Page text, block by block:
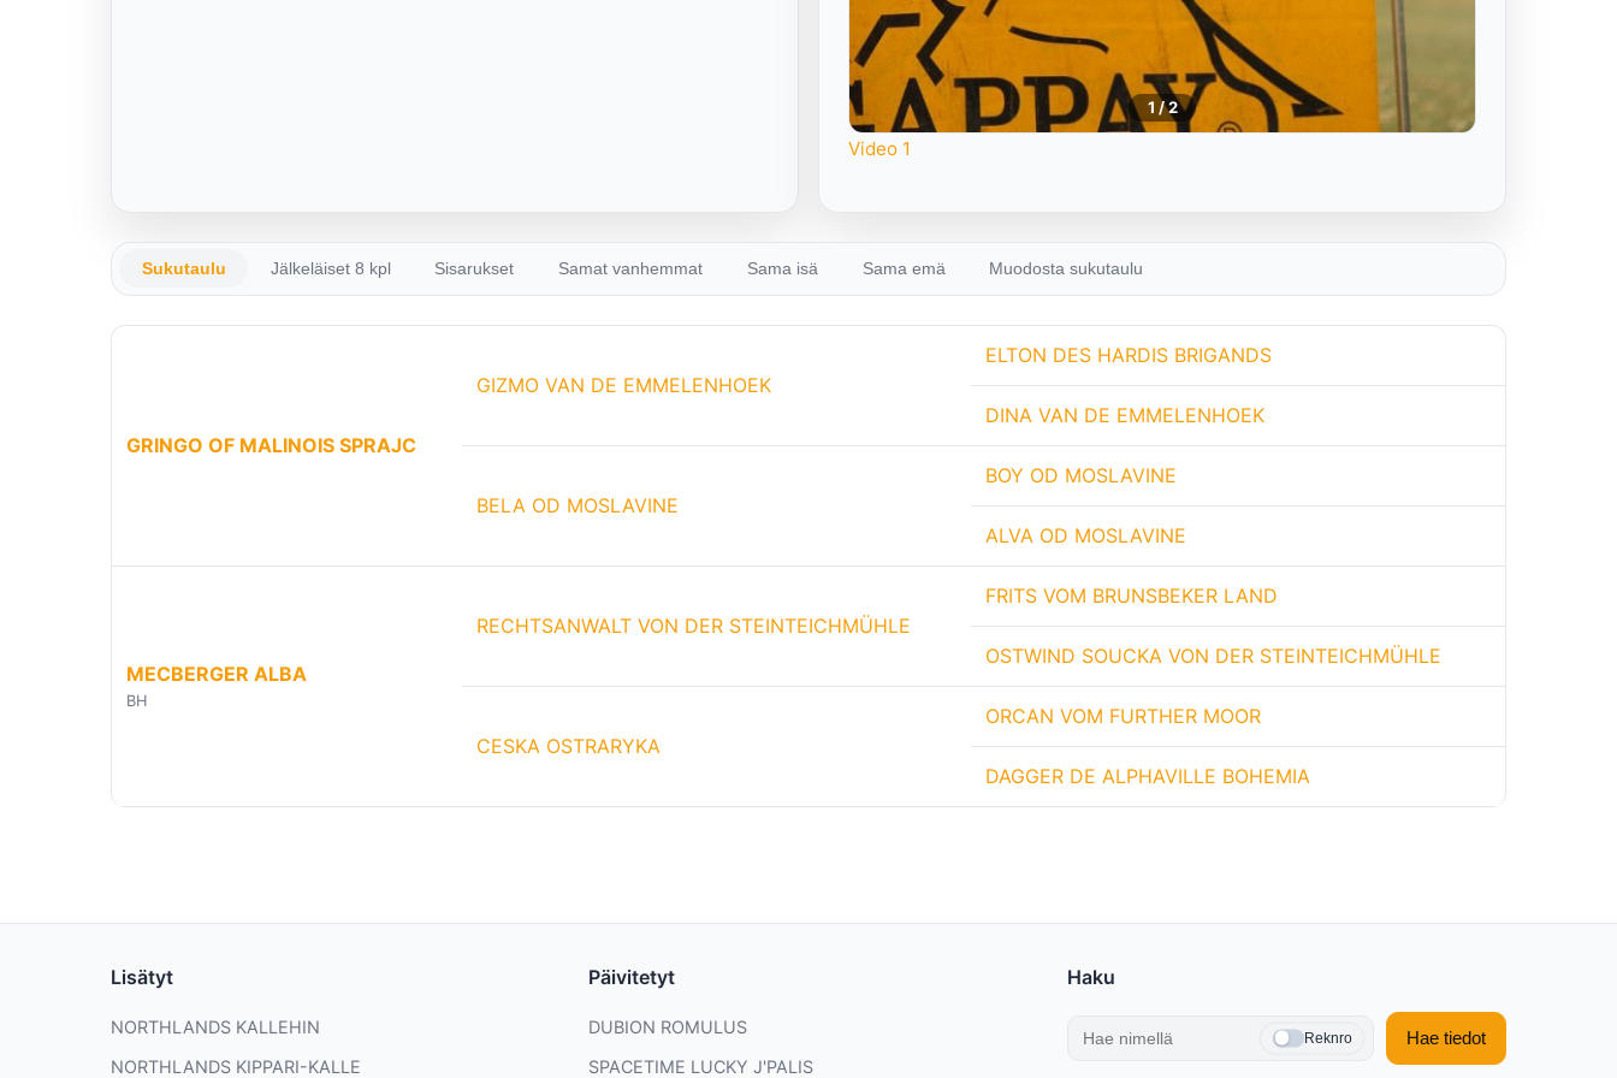
1 / 2
Video 1
Sukutaulu Jälkeläiset 8 kpl Sisarukset Samat vanhemmat Sama isä Sama emä Muodosta sukutaulu
GRINGO OF MALINOIS SPRAJC
GIZMO VAN DE EMMELENHOEK
ELTON DES HARDIS BRIGANDS
DINA VAN DE EMMELENHOEK
BELA OD MOSLAVINE
BOY OD MOSLAVINE
ALVA OD MOSLAVINE
MECBERGER ALBA
BH
RECHTSANWALT VON DER STEINTEICHMÜHLE
FRITS VOM BRUNSBEKER LAND
OSTWIND SOUCKA VON DER STEINTEICHMÜHLE
CESKA OSTRARYKA
ORCAN VOM FURTHER MOOR
DAGGER DE ALPHAVILLE BOHEMIA
Lisätyt
NORTHLANDS KALLEHIN
NORTHLANDS KIPPARI-KALLE
Päivitetyt
DUBION ROMULUS
SPACETIME LUCKY J'PALIS
Haku
Reknro Hae tiedot